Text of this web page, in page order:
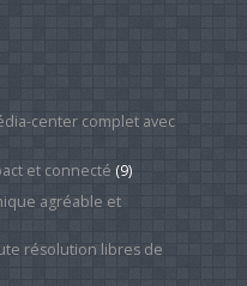
center complet avec
et connecté (9)
agréable et
résolution libres de